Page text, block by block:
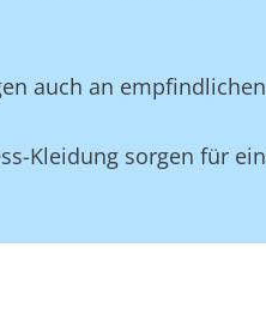
auch an
Kleidung sorgen für